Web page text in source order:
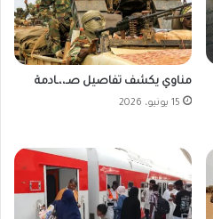
مناوي يكشف تفاصيل صـ،،ـادمة
15 يونيو، 2026